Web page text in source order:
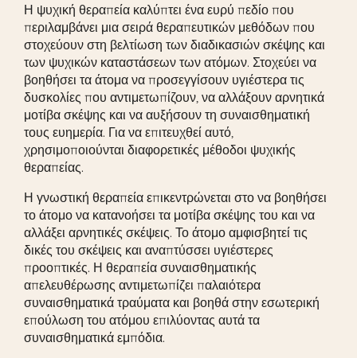
Η ψυχική θεραπεία καλύπτει ένα ευρύ πεδίο που
περιλαμβάνει μια σειρά θεραπευτικών μεθόδων που
στοχεύουν στη βελτίωση των διαδικασιών σκέψης και
των ψυχικών καταστάσεων των ατόμων. Στοχεύει να
βοηθήσει τα άτομα να προσεγγίσουν υγιέστερα τις
δυσκολίες που αντιμετωπίζουν, να αλλάξουν αρνητικά
μοτίβα σκέψης και να αυξήσουν τη συναισθηματική
τους ευημερία. Για να επιτευχθεί αυτό,
χρησιμοποιούνται διαφορετικές μέθοδοι ψυχικής
θεραπείας.
Η γνωστική θεραπεία επικεντρώνεται στο να βοηθήσει
το άτομο να κατανοήσει τα μοτίβα σκέψης του και να
αλλάξει αρνητικές σκέψεις. Το άτομο αμφισβητεί τις
δικές του σκέψεις και αναπτύσσει υγιέστερες
προοπτικές. Η θεραπεία συναισθηματικής
απελευθέρωσης αντιμετωπίζει παλαιότερα
συναισθηματικά τραύματα και βοηθά στην εσωτερική
επούλωση του ατόμου επιλύοντας αυτά τα
συναισθηματικά εμπόδια.